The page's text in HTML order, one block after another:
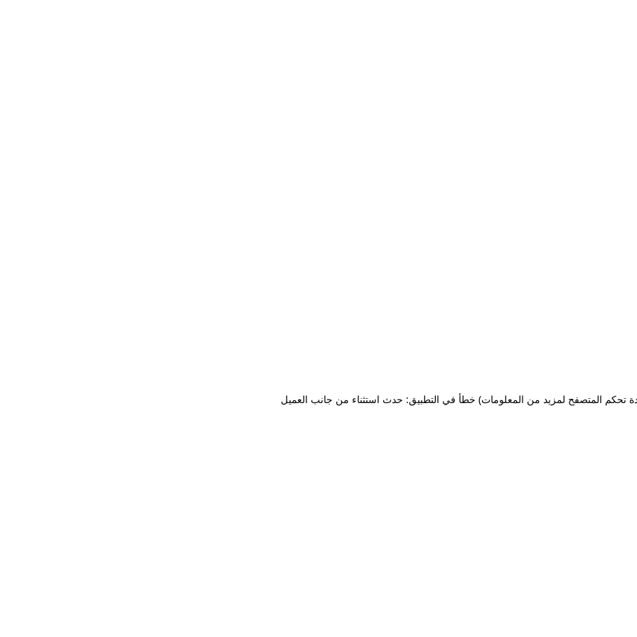
خطأ في التطبيق: حدث استثناء من جانب العميل تحكم المتصفح لمزيد من المعلومات)